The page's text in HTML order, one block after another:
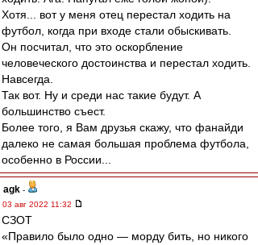
Хотя... вот у меня отец перестал ходить на
футбол, когда при входе стали обыскивать.
Он посчитал, что это оскорбление
человеческого достоинства и перестал ходить.
Навсегда.
Так вот. Ну и среди нас такие будут. А
большинство съест.
Более того, я Вам друзья скажу, что фанайди
далеко не самая большая проблема футбола,
особенно в России...
agk -
03 авг 2022 11:32
СЗОТ
«Правило было одно — морду бить, но никого